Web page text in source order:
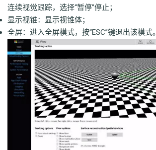
连续视觉跟踪，选择“暂停”停止；
显示视锥：显示视锥体；
全屏：进入全屏模式，按“ESC”键退出该模式。